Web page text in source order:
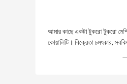
আমার কাছে একটা টুকরো টুকরো
কোয়ালিটি। বিক্রেতা চমৎকার,